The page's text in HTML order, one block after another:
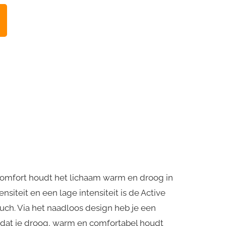
houdt het lichaam warm en droog in
en een lage intensiteit is de Active
Via het naadloos design heb je een
je droog, warm en comfortabel houdt